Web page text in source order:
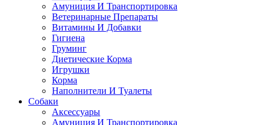
Амуниция И Транспортировка
Ветеринарные Препараты
Витамины И Добавки
Гигиена
Груминг
Диетические Корма
Игрушки
Корма
Наполнители И Туалеты
Собаки
Аксессуары
Амуниция И Транспортировка